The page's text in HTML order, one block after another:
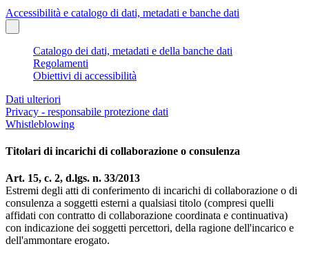
Accessibilità e catalogo di dati, metadati e banche dati
Catalogo dei dati, metadati e della banche dati
Regolamenti
Obiettivi di accessibilità
Dati ulteriori
Privacy - responsabile protezione dati
Whistleblowing
Titolari di incarichi di collaborazione o consulenza
Art. 15, c. 2, d.lgs. n. 33/2013
Estremi degli atti di conferimento di incarichi di collaborazione o di
consulenza a soggetti esterni a qualsiasi titolo (compresi quelli
affidati con contratto di collaborazione coordinata e continuativa)
con indicazione dei soggetti percettori, della ragione dell'incarico e
dell'ammontare erogato.